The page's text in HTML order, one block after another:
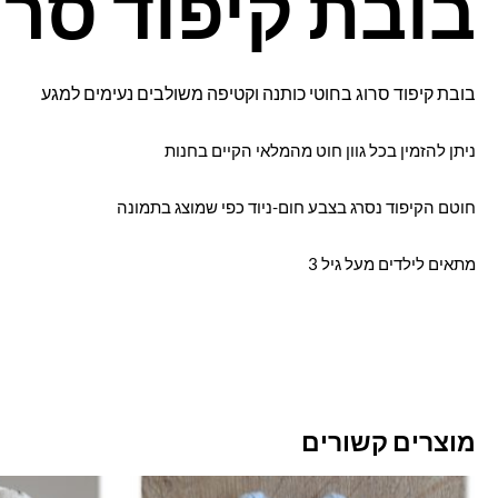
בובת קיפוד סרוג בחוטי כותנה וקטיפה משולבים נעימים למגע
ניתן להזמין בכל גוון חוט מהמלאי הקיים בחנות
חוטם הקיפוד נסרג בצבע חום-ניוד כפי שמוצג בתמונה
מתאים לילדים מעל גיל 3
מוצרים קשורים